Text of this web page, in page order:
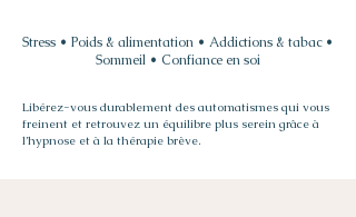
Stress • Poids & alimentation • Addictions & tabac •
Sommeil • Confiance en soi
Libérez-vous durablement des automatismes qui vous
freinent et retrouvez un équilibre plus serein grâce à
l’hypnose et à la thérapie brève.